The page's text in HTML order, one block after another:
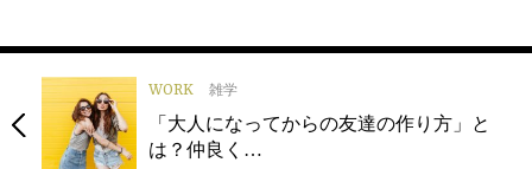
WORK 雑学
「大人になってからの友達の作り方」と
は？仲良く…